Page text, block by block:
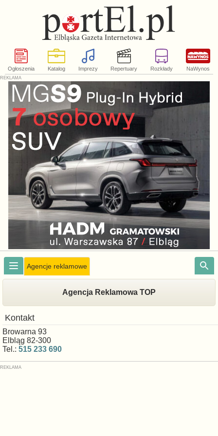
Ogłoszenia Katalog Imprezy Repertuary Rozkłady NaWynos
Agencje reklamowe
Agencja Reklamowa TOP
Kontakt
Browarna 93
Elbląg 82-300
Tel.: 515 233 690